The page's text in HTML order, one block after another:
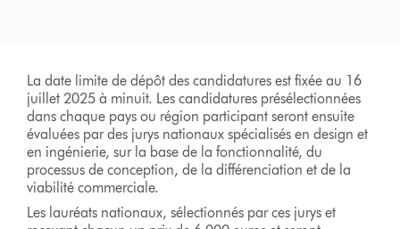
La date limite de dépôt des candidatures est fixée au 16
juillet 2025 à minuit. Les candidatures présélectionnées
dans chaque pays ou région participant seront ensuite
évaluées par des jurys nationaux spécialisés en design et
en ingénierie, sur la base de la fonctionnalité, du
processus de conception, de la différenciation et de la
viabilité commerciale.
Les lauréats nationaux, sélectionnés par ces jurys et